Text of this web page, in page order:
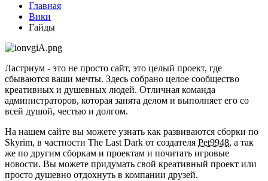
Главная
Вики
Гайды
Ластриум - это не просто сайт, это целый проект, где
сбываются ваши мечты. Здесь собрано целое сообщество
креативных и душевных людей. Отличная команда
администраторов, которая занята делом и выполняет его со
всей душой, честью и долгом.
На нашем сайте вы можете узнать как развиваются сборки по
Skyrim, в частности The Last Dark от создателя Pet9948, а так
же по другим сборкам и проектам и почитать игровые
новости. Вы можете придумать свой креативный проект или
просто душевно отдохнуть в компании друзей.